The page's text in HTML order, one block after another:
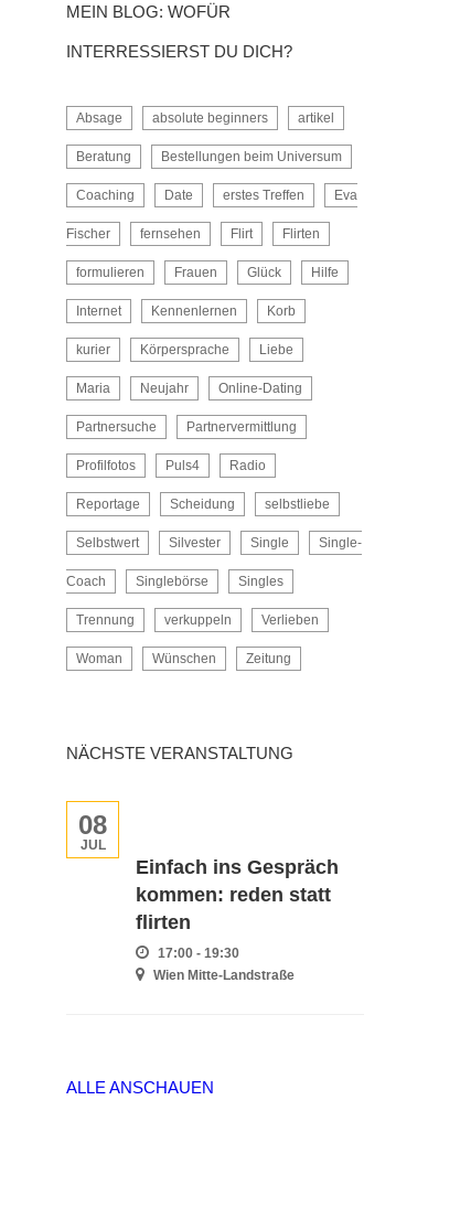
MEIN BLOG: WOFÜR
INTERRESSIERST DU DICH?
Absage absolute beginners artikel
Beratung Bestellungen beim Universum
Coaching Date erstes Treffen Eva
Fischer fernsehen Flirt Flirten
formulieren Frauen Glück Hilfe
Internet Kennenlernen Korb
kurier Körpersprache Liebe
Maria Neujahr Online-Dating
Partnersuche Partnervermittlung
Profilfotos Puls4 Radio
Reportage Scheidung selbstliebe
Selbstwert Silvester Single Single-
Coach Singlebörse Singles
Trennung verkuppeln Verlieben
Woman Wünschen Zeitung
NÄCHSTE VERANSTALTUNG
08
JUL
Einfach ins Gespräch
kommen: reden statt
flirten
17:00 - 19:30
Wien Mitte-Landstraße
ALLE ANSCHAUEN